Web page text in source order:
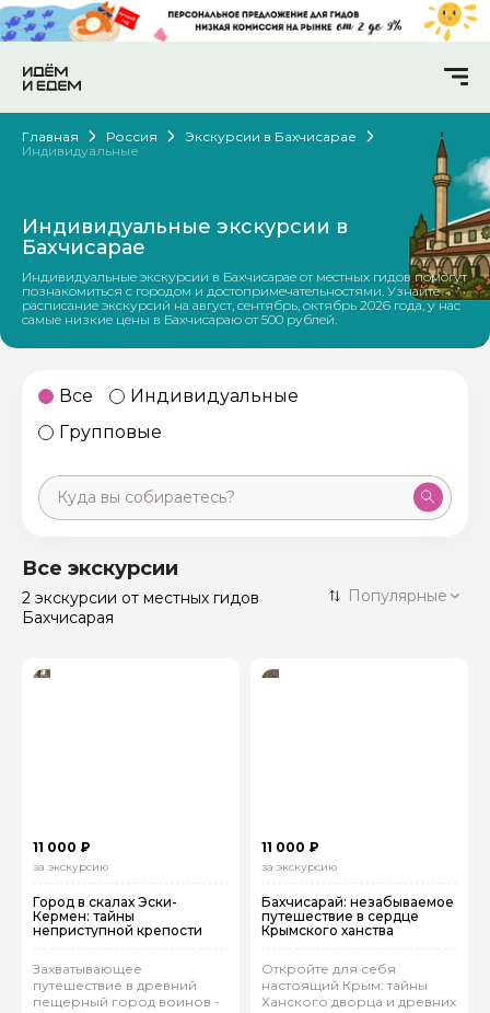
Главная Россия
Экскурсии в Бахчисарае
Индивидуальные
Индивидуальные экскурсии в
Бахчисарае
Индивидуальные экскурсии в Бахчисарае от местных гидов помогут
познакомиться с городом и достопримечательностями. Узнайте
расписание экскурсий на август, сентябрь, октябрь 2026 года, у нас
самые низкие цены в Бахчисараю от 500 рублей.
Все
Индивидуальные
Групповые
Санкт-Петербург
Россия
50 экскурсий
Все экскурсии
2 экскурсии от местных гидов
Бахчисарая
Популярные
11 000 ₽
за экскурсию
Город в скалах Эски-
Кермен: тайны
неприступной крепости
Захватывающее
путешествие в древний
пещерный город воинов -
11 000 ₽
за экскурсию
Бахчисарай: незабываемое
путешествие в сердце
Крымского ханства
Откройте для себя
настоящий Крым: тайны
Ханского дворца и древних